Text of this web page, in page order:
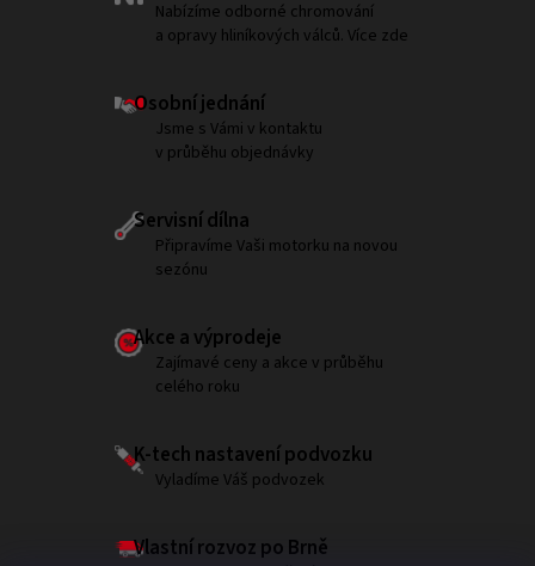
Nabízíme odborné chromování
a opravy hliníkových válců. Více zde
Osobní jednání
Jsme s Vámi v kontaktu
v průběhu objednávky
Servisní dílna
Připravíme Vaši motorku na novou
sezónu
Akce a výprodeje
Zajímavé ceny a akce v průběhu
celého roku
K-tech nastavení podvozku
Vyladíme Váš podvozek
Vlastní rozvoz po Brně